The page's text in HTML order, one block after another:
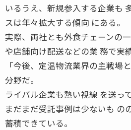
いるうえ、新規参入する企業も
スは年々拡大する傾向 にある。
実際、両社とも外食チェーンの
や店舗向け配送などの業 務で実
「今後、定温物流業界の主戦場
分野だ。
ライバル企業も熱い視線 を送っ
まだまだ受託事例は少ないも の
蓄積できている。